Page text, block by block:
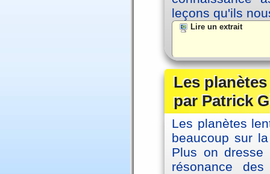
leçons qu'ils
Lire un extrait
Les
par Patrick
Les planètes
beaucoup sur
Plus on dresse
résonance